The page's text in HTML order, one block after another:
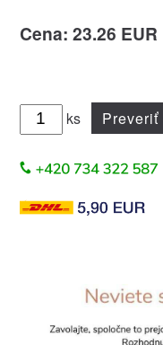
Cena: 23.26 EUR
ks Preveriť